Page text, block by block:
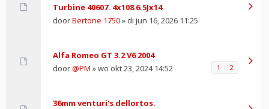
Turbine 40607. 4x108 6.5Jx14
doorBertone 1750» di jun 16, 2026 11:25
Alfa Romeo GT 3.2 V6 2004
door@PM » wo okt 23, 2024 14:52 1 2
36mm venturi's dellortos.